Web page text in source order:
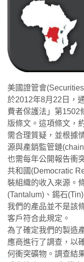
美國證管會
於2012年8月22日，
費者保護法」第1502
版條文。這項條文，
需合理質疑，並根據
源與產銷監管鏈
也需每年公開報告衝
共和國(Democratic
裝組織的收入來源。
(Tantalum)、錫石
我們的產品並不是該
客戶符合此規定。
為了確定我們的製造
應商進行了調查，以
何衝突礦物。調查結